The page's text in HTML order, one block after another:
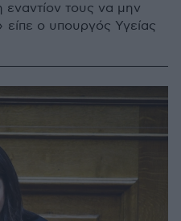
τους να μην
είπε ο υπουργός Υγείας